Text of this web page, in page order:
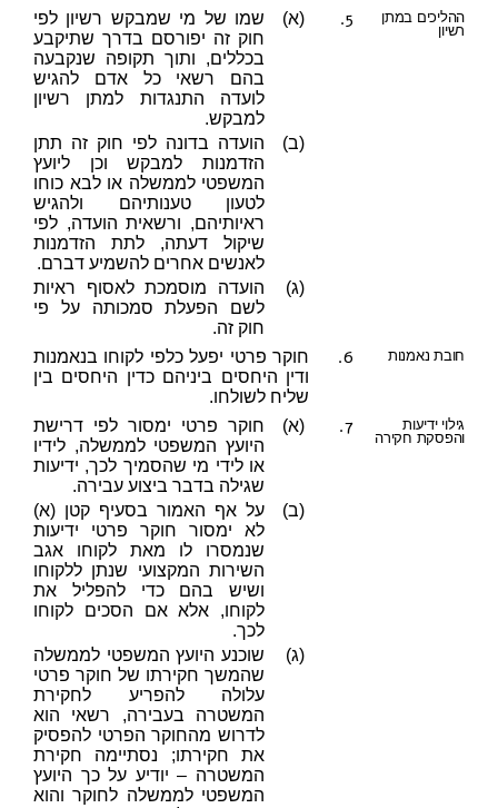
5.
ההליכים במתן
רשיון
(א)
שמו של מי שמבקש רשיון לפי
חוק זה יפורסם בדרך שתיקבע
בכללים, ותוך תקופה שנקבעה
בהם רשאי כל אדם להגיש
לועדה התנגדות למתן רשיון
למבקש.
(ב)
הועדה בדונה לפי חוק זה תתן
הזדמנות למבקש וכן ליועץ
המשפטי לממשלה או לבא כוחו
לטעון טענותיהם ולהגיש
ראיותיהם, ורשאית הועדה, לפי
שיקול דעתה, לתת הזדמנות
לאנשים אחרים להשמיע דברם.
(ג)
הועדה מוסמכת לאסוף ראיות
לשם הפעלת סמכותה על פי
חוק זה.
6. חובת נאמנות
חוקר פרטי יפעל כלפי לקוחו בנאמנות
ודין היחסים ביניהם כדין היחסים בין
שליח לשולחו.
7.
גילוי ידיעות
והפסקת חקירה
(א)
חוקר פרטי ימסור לפי דרישת
היועץ המשפטי לממשלה, לידיו
או לידי מי שהסמיך לכך, ידיעות
שגילה בדבר ביצוע עבירה.
(ב)
על אף האמור בסעיף קטן (א)
לא ימסור חוקר פרטי ידיעות
שנמסרו לו מאת לקוחו אגב
השירות המקצועי שנתן ללקוחו
ושיש בהם כדי להפליל את
לקוחו, אלא אם הסכים לקוחו
לכך.
(ג)
שוכנע היועץ המשפטי לממשלה
שהמשך חקירתו של חוקר פרטי
עלולה להפריע לחקירת
המשטרה בעבירה, רשאי הוא
לדרוש מהחוקר הפרטי להפסיק
את חקירתו; נסתיימה חקירת
המשטרה – יודיע על כך היועץ
המשפטי לממשלה לחוקר והוא